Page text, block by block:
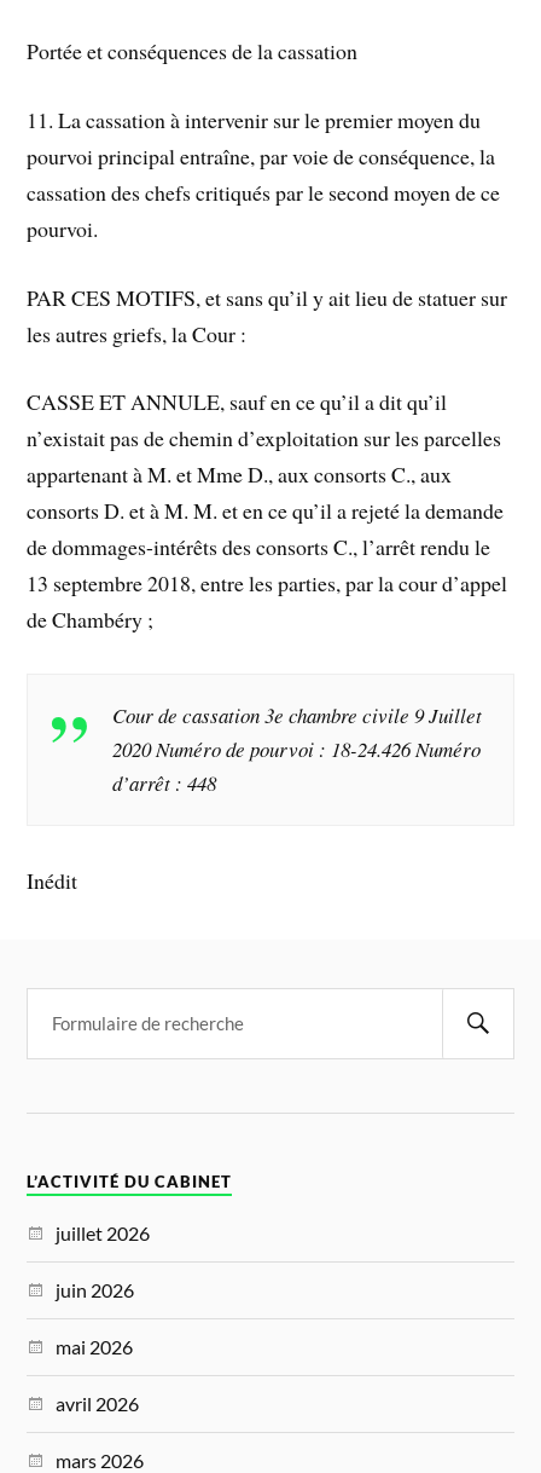
Portée et conséquences de la cassation
11. La cassation à intervenir sur le premier moyen du
pourvoi principal entraîne, par voie de conséquence, la
cassation des chefs critiqués par le second moyen de ce
pourvoi.
PAR CES MOTIFS, et sans qu’il y ait lieu de statuer sur
les autres griefs, la Cour :
CASSE ET ANNULE, sauf en ce qu’il a dit qu’il
n’existait pas de chemin d’exploitation sur les parcelles
appartenant à M. et Mme D., aux consorts C., aux
consorts D. et à M. M. et en ce qu’il a rejeté la demande
de dommages-intérêts des consorts C., l’arrêt rendu le
13 septembre 2018, entre les parties, par la cour d’appel
de Chambéry ;
Cour de cassation 3e chambre civile 9 Juillet
2020 Numéro de pourvoi : 18-24.426 Numéro
d’arrêt : 448
Inédit
L’ACTIVITÉ DU CABINET
juillet 2026
juin 2026
mai 2026
avril 2026
mars 2026